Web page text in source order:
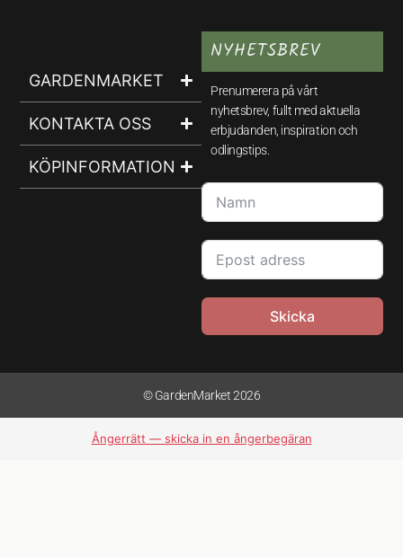
GARDENMARKET
KONTAKTA OSS
KÖPINFORMATION
NYHETSBREV
Prenumerera på vårt
nyhetsbrev, fullt med aktuella
erbjudanden, inspiration och
odlingstips.
Skicka
© GardenMarket 2026
Ångerrätt — skicka in en ångerbegäran